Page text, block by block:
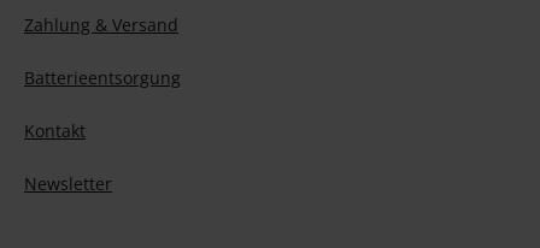
Zahlung & Versand
Batterieentsorgung
Kontakt
Newsletter